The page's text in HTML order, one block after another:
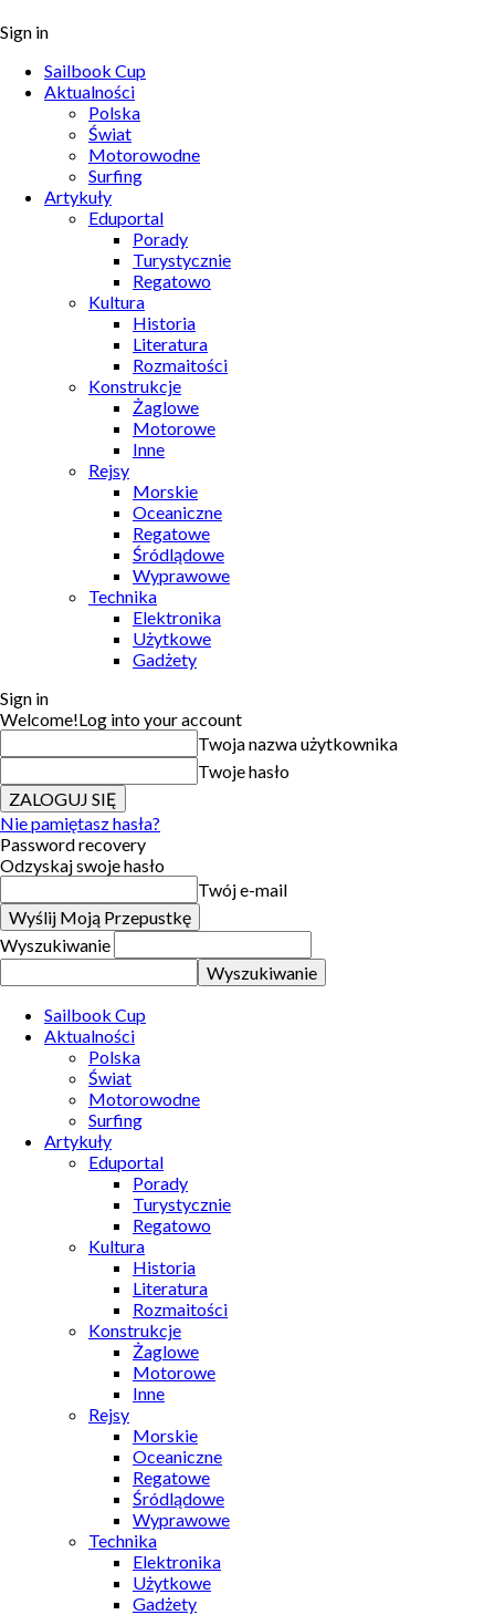
Sign in
Sailbook Cup
Aktualności
Polska
Świat
Motorowodne
Surfing
Artykuły
Eduportal
Porady
Turystycznie
Regatowo
Kultura
Historia
Literatura
Rozmaitości
Konstrukcje
Żaglowe
Motorowe
Inne
Rejsy
Morskie
Oceaniczne
Regatowe
Śródlądowe
Wyprawowe
Technika
Elektronika
Użytkowe
Gadżety
Sign in
Welcome!Log into your account
Twoja nazwa użytkownika
Twoje hasło
Nie pamiętasz hasła?
Password recovery
Odzyskaj swoje hasło
Twój e-mail
Wyszukiwanie
Sailbook Cup
Aktualności
Polska
Świat
Motorowodne
Surfing
Artykuły
Eduportal
Porady
Turystycznie
Regatowo
Kultura
Historia
Literatura
Rozmaitości
Konstrukcje
Żaglowe
Motorowe
Inne
Rejsy
Morskie
Oceaniczne
Regatowe
Śródlądowe
Wyprawowe
Technika
Elektronika
Użytkowe
Gadżety